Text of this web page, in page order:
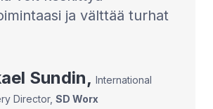
ja välttää turhat
Sundin,International
Director,SD Worx